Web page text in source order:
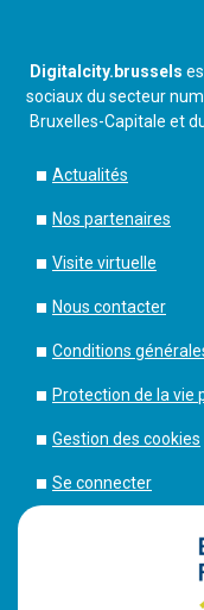
Digitalcity.brussels
sociaux du secteur
Bruxelles-Capitale et
Actualités
Nos partenaires
Visite virtuelle
Nous contacter
Conditions
Protection de la vie
Gestion des cookies
Se connecter